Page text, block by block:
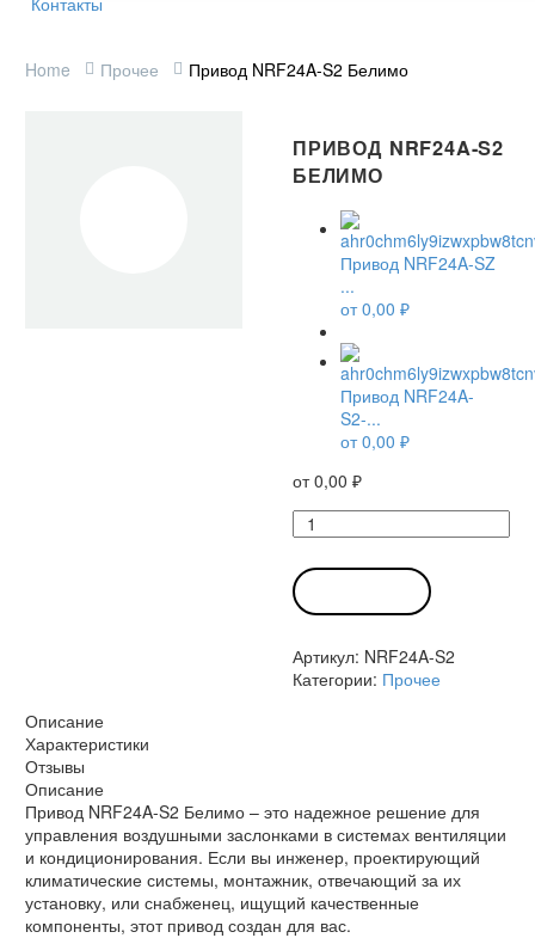
Home Прочее Привод NRF24A-S2 Белимо
ПРИВОД NRF24A-S2
БЕЛИМО
Привод NRF24A-SZ
...
от0,00 ₽
Привод NRF24A-
S2-...
от0,00 ₽
от0,00 ₽
Количество
товара
Привод
NRF24A-
S2
Артикул: NRF24A-S2
Категории: Прочее
Описание
Характеристики
Отзывы
Описание
Привод NRF24A-S2 Белимо – это надежное решение для
управления воздушными заслонками в системах вентиляции
и кондиционирования. Если вы инженер, проектирующий
климатические системы, монтажник, отвечающий за их
установку, или снабженец, ищущий качественные
компоненты, этот привод создан для вас.